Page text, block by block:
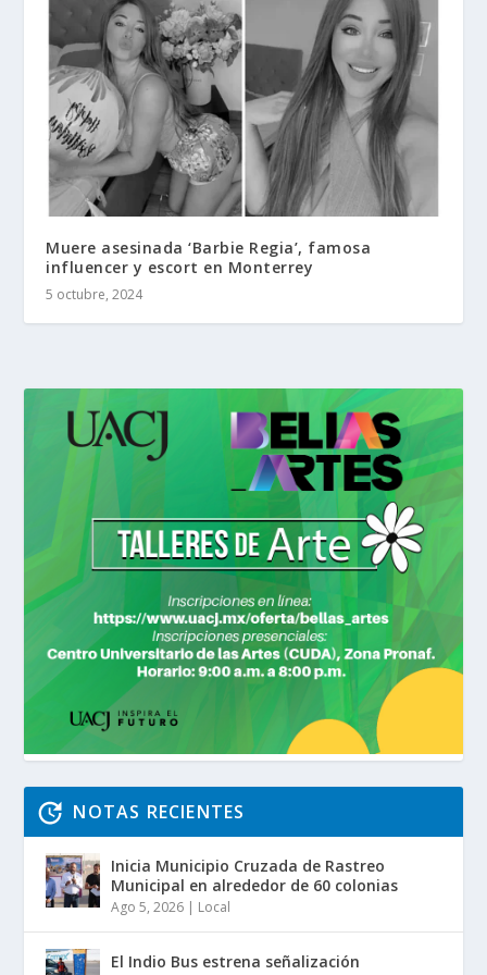
Muere asesinada ‘Barbie Regia’, famosa
influencer y escort en Monterrey
5 octubre, 2024
NOTAS RECIENTES
Inicia Municipio Cruzada de Rastreo
Municipal en alrededor de 60 colonias
Ago 5, 2026 | Local
El Indio Bus estrena señalización